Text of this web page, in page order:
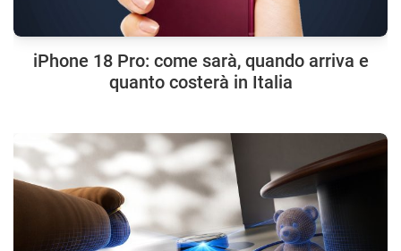
iPhone 18 Pro: come sarà, quando arriva e
quanto costerà in Italia